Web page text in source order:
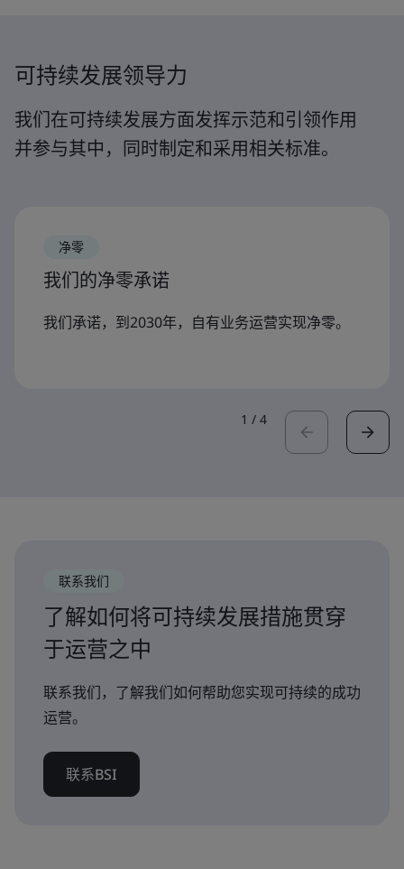
可持续发展领导力
我们在可持续发展方面发挥示范和引领作用
并参与其中，同时制定和采用相关标准。
净零
我们的净零承诺
我们承诺，到2030年，自有业务运营实现净零。
1 / 4
联系我们
了解如何将可持续发展措施贯穿
于运营之中
联系我们，了解我们如何帮助您实现可持续的成功
运营。
联系BSI